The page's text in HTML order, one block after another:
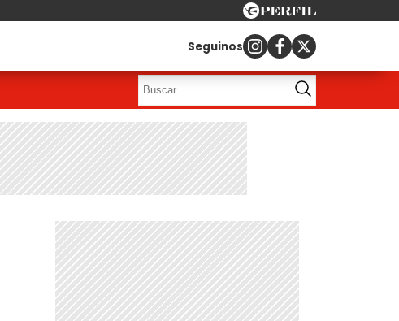
Seguinos